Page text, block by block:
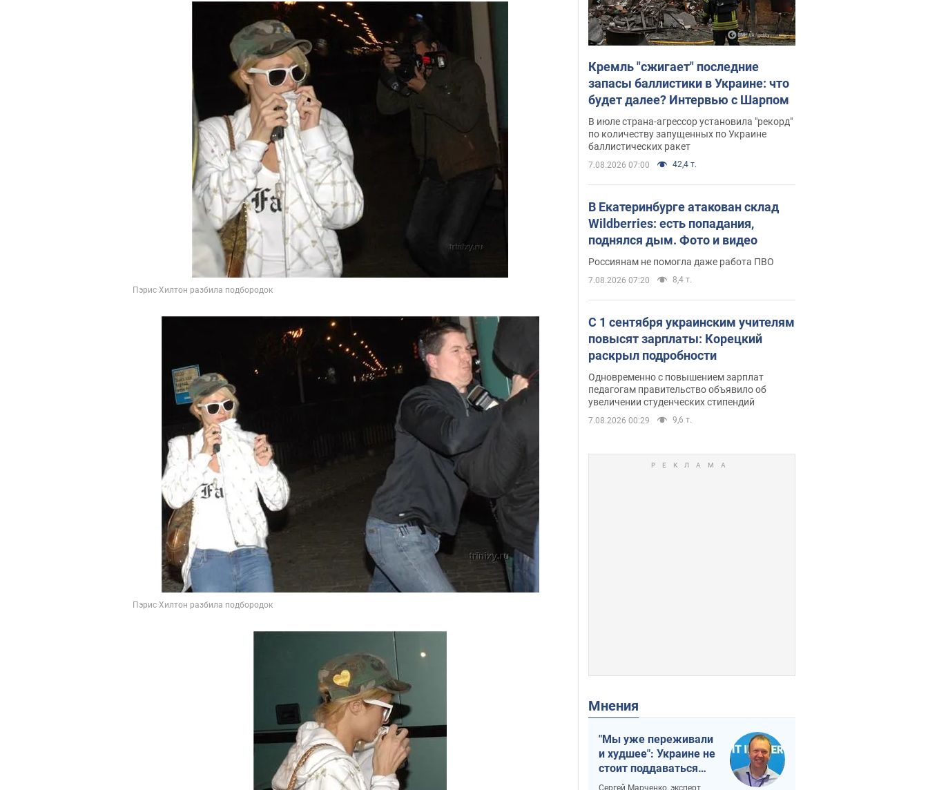
Кремль "сжигает" последние
запасы баллистики в Украине: что
будет далее? Интервью с Шарпом
В июле страна-агрессор установила "рекорд"
по количеству запущенных по Украине
баллистических ракет
7.08.2026 07:00 42,4 т.
В Екатеринбурге атакован склад
Wildberries: есть попадания,
поднялся дым. Фото и видео
Россиянам не помогла даже работа ПВО
7.08.2026 07:20 8,4 т.
С 1 сентября украинским учителям
повысят зарплаты: Корецкий
раскрыл подробности
Одновременно с повышением зарплат
педагогам правительство объявило об
увеличении студенческих стипендий
7.08.2026 00:29 9,6 т.
Мнения
"Мы уже переживали
и худшее": Украине не
стоит поддаваться
отчаянию из-за
Сергей Марченко, эксперт